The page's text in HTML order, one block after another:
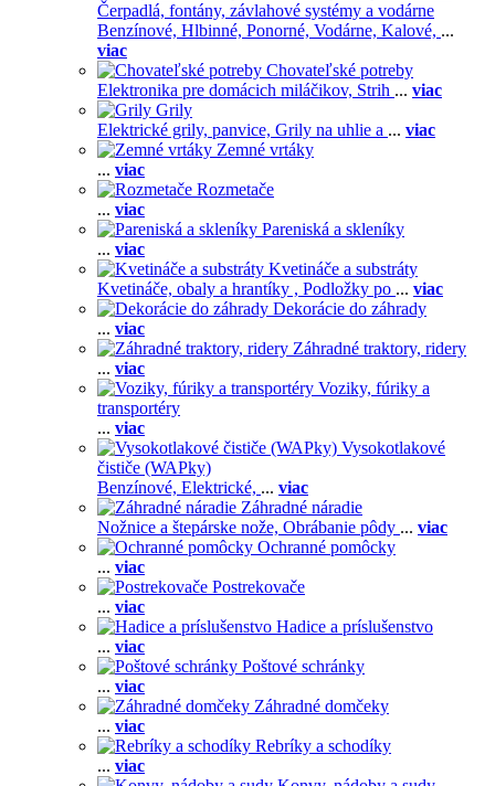
Čerpadlá, fontány, závlahové systémy a vodárne
Benzínové, Hlbinné, Ponorné, Vodárne, Kalové, ...
viac
Chovateľské potreby
Elektronika pre domácich miláčikov, Strih ... viac
Grily
Elektrické grily, panvice, Grily na uhlie a ... viac
Zemné vrtáky
... viac
Rozmetače
... viac
Pareniská a skleníky
... viac
Kvetináče a substráty
Kvetináče, obaly a hrantíky , Podložky po ... viac
Dekorácie do záhrady
... viac
Záhradné traktory, ridery
... viac
Voziky, fúriky a
transportéry
... viac
Vysokotlakové
čističe (WAPky)
Benzínové, Elektrické, ... viac
Záhradné náradie
Nožnice a štepárske nože, Obrábanie pôdy ... viac
Ochranné pomôcky
... viac
Postrekovače
... viac
Hadice a príslušenstvo
... viac
Poštové schránky
... viac
Záhradné domčeky
... viac
Rebríky a schodíky
... viac